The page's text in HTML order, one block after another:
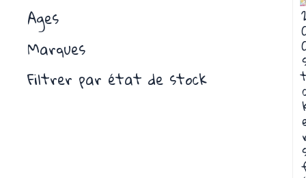
Ages
Marques
Filtrer par état de stock